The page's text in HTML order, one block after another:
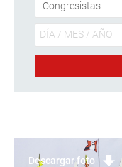
Descargar foto